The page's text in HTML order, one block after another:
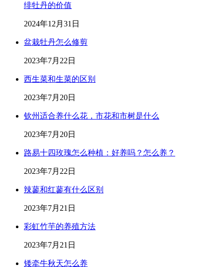
绯牡丹的价值
2024年12月31日
盆栽牡丹怎么修剪
2023年7月22日
西生菜和生菜的区别
2023年7月20日
钦州适合养什么花，市花和市树是什么
2023年7月20日
路易十四玫瑰怎么种植：好养吗？怎么养？
2023年7月22日
辣蓼和红蓼有什么区别
2023年7月21日
彩虹竹芋的养殖方法
2023年7月21日
矮牵牛秋天怎么养